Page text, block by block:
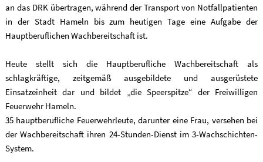
an das DRK übertragen, während der Transport von Notfallpatienten
in der Stadt Hameln bis zum heutigen Tage eine Aufgabe der
Hauptberuflichen Wachbereitschaft ist.
Heute stellt sich die Hauptberufliche Wachbereitschaft als
schlagkräftige, zeitgemäß ausgebildete und ausgerüstete
Einsatzeinheit dar und bildet „die Speerspitze“ der Freiwilligen
Feuerwehr Hameln.
35 hauptberufliche Feuerwehrleute, darunter eine Frau, versehen bei
der Wachbereitschaft ihren 24-Stunden-Dienst im 3-Wachschichten-
System.